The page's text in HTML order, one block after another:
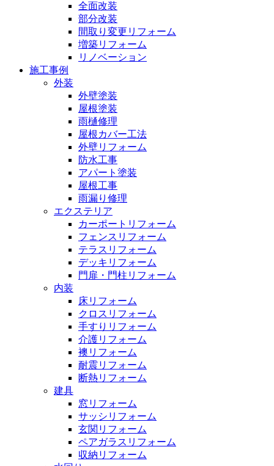
全面改装
部分改装
間取り変更リフォーム
増築リフォーム
リノベーション
施工事例
外装
外壁塗装
屋根塗装
雨樋修理
屋根カバー工法
外壁リフォーム
防水工事
アパート塗装
屋根工事
雨漏り修理
エクステリア
カーポートリフォーム
フェンスリフォーム
テラスリフォーム
デッキリフォーム
門扉・門柱リフォーム
内装
床リフォーム
クロスリフォーム
手すりリフォーム
介護リフォーム
襖リフォーム
耐震リフォーム
断熱リフォーム
建具
窓リフォーム
サッシリフォーム
玄関リフォーム
ペアガラスリフォーム
収納リフォーム